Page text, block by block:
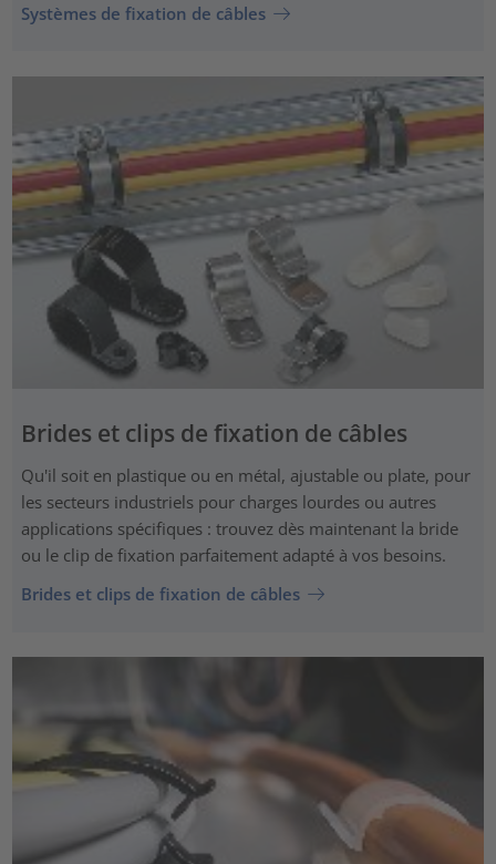
Systèmes de fixation de câbles
Brides et clips de fixation de câbles
Qu'il soit en plastique ou en métal, ajustable ou plate, pour
les secteurs industriels pour charges lourdes ou autres
applications spécifiques : trouvez dès maintenant la bride
ou le clip de fixation parfaitement adapté à vos besoins.
Brides et clips de fixation de câbles